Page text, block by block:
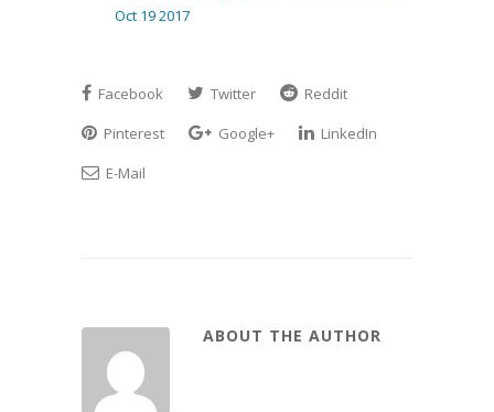
Oct 19 2017
Facebook Twitter
Reddit
Pinterest
Google+
LinkedIn
E-Mail
ABOUT THE AUTHOR